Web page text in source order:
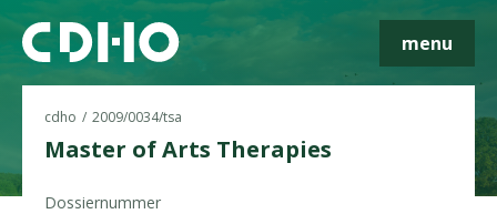
menu
cdho 2009/0034/tsa
Master of Arts Therapies
Dossiernummer